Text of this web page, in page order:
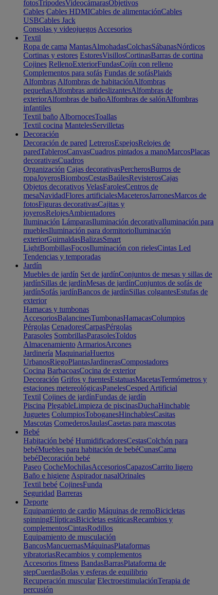
fotosTrípodesVideocámarasObjetivos
Cables Cables HDMICables de alimentaciónCables
USBCables Jack
Consolas y videojuegos Accesorios
Textil
Ropa de cama MantasAlmohadasColchasSábanasNórdicos
Cortinas y estores EstoresVisillosCortinasBarras de cortina
Cojines RellenoExteriorFundasCojín con relleno
Complementos para sofás Fundas de sofásPlaids
Alfombras Alfombras de habitaciónAlfombras
pequeñasAlfombras antideslizantesAlfombras de
exteriorAlfombras de bañoAlfombras de salónAlfombras
infantiles
Textil baño AlbornocesToallas
Textil cocina MantelesServilletas
Decoración
Decoración de pared LetrerosEspejosRelojes de
paredTablerosCanvasCuadros pintados a manoMarcosPlacas
decorativasCuadros
Organización Cajas decorativasPercherosBurros de
ropaJoyerosBiombosCestasBaúlesRevisterosCajas
Objetos decorativos VelasFarolesCentros de
mesaNavidadFlores artificialesMaceterosJarronesMarcos de
fotosFiguras decorativasCajitas y
joyerosRelojesAmbientadores
Iluminación LámparasIluminación decorativaIluminación para
mueblesIluminación para dormitorioIluminación
exteriorGuirnaldasBalizasSmart
LightBombillasFocosIluminación con rielesCintas Led
Tendencias y temporadas
Jardín
Muebles de jardín Set de jardínConjuntos de mesas y sillas de
jardínSillas de jardínMesas de jardínConjuntos de sofás de
jardínSofás jardínBancos de jardínSillas colgantesEstufas de
exterior
Hamacas y tumbonas
AccesoriosBalancinesTumbonasHamacasColumpios
Pérgolas CenadoresCarpasPérgolas
Parasoles SombrillasParasolesToldos
Almacenamiento ArmariosArcones
Jardinería MaquinariaHuertos
UrbanosRiegoPlantasJardinerasCompostadores
Cocina BarbacoasCocina de exterior
Decoración Grifos y fuentesEstatuasMacetasTermómetros y
estaciones metereológicasPanelesCesped Artificial
Textil Cojines de jardínFundas de jardín
Piscina PlegableLimpieza de piscinasDuchaHinchable
Juguetes ColumpiosToboganesHinchablesCasitas
Mascotas ComederosJaulasCasetas para mascotas
Bebé
Habitación bebé HumidificadoresCestasColchón para
bebéMuebles para habitación de bebéCunasCama
bebéDecoración bebé
Paseo CocheMochilasAccesoriosCapazosCarrito ligero
Baño e higiene Aspirador nasalOrinales
Textil bebé CojinesFunda
Seguridad Barreras
Deporte
Equipamiento de cardio Máquinas de remoBicicletas
spinningElípticasBicicletas estáticasRecambios y
complementosCintasRodillos
Equipamiento de musculación
BancosMancuernasMáquinasPlataformas
vibratoriasRecambios y complementos
Accesorios fitness BandasBarrasPlataforma de
stepCuerdasBolas y esferas de equilibrio
Recuperación muscular ElectroestimulaciónTerapia de
percusión